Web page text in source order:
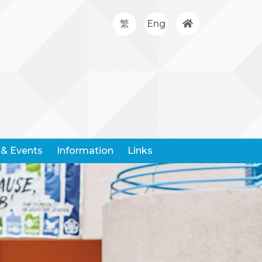
繁 Eng
Events Information Links